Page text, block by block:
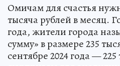
Омичам для счастья
тысяча рублей в месяц.
года, жители города
сумму» в размере 235
сентябре 2024 года —